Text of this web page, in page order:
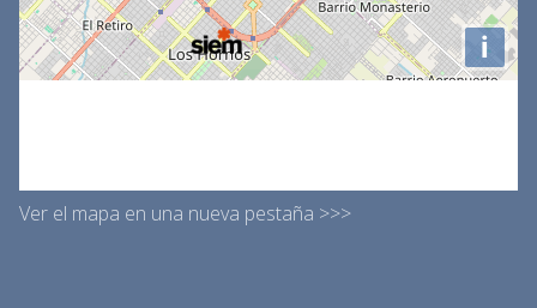
Ver el mapa en una nueva pestaña >>>